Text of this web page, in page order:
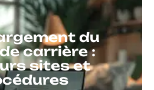
du
carrière :
sites et